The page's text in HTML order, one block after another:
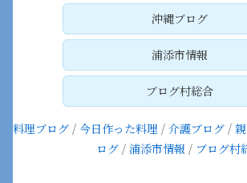
沖縄ブログ
浦添市情報
ブログ村総合
料理ブログ / 今日作った料理 / 介護ブログ /
ログ / 浦添市情報 / ブログ村